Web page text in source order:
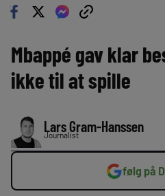
Mbappé gav klar
ikke til at spille
Lars Gram-Hanssen
Journalist
følg på